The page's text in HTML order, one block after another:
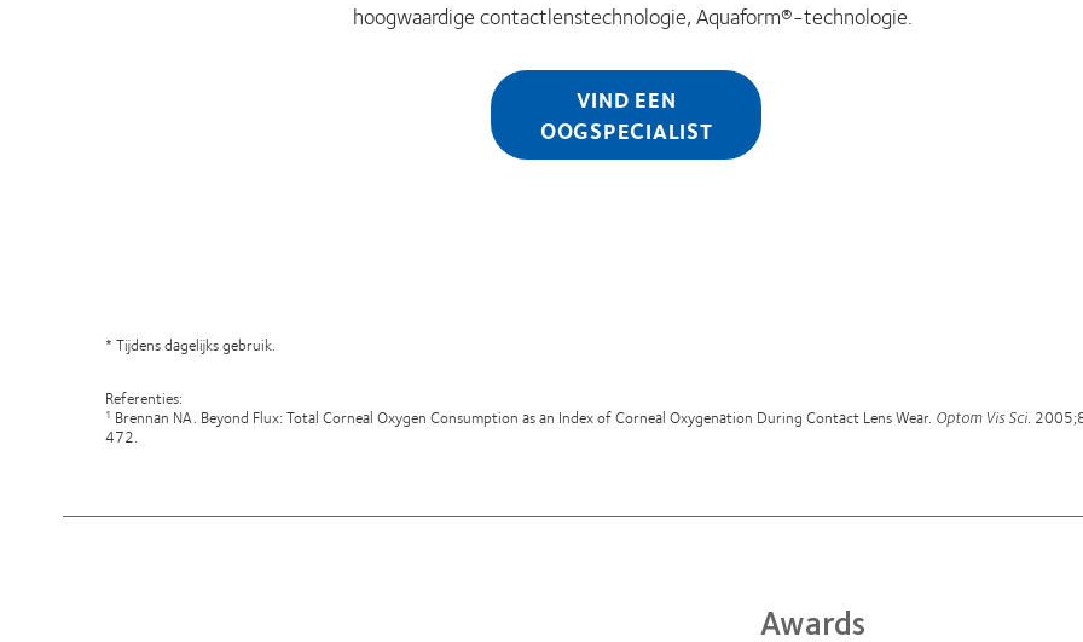
hoogwaardige contactlenstechnologie, Aquaform®-technologie.
VIND EEN
OOGSPECIALIST
* Tijdens dagelijks gebruik.
Referenties:
1 Brennan NA. Beyond Flux: Total Corneal Oxygen Consumption as an Index of Corneal Oxygenation During Contact Lens Wear. Optom Vis Sci.
472.
Awards